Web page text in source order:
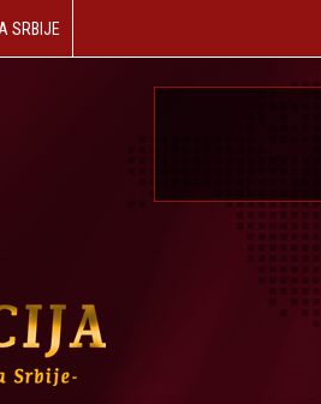
SRBIJE